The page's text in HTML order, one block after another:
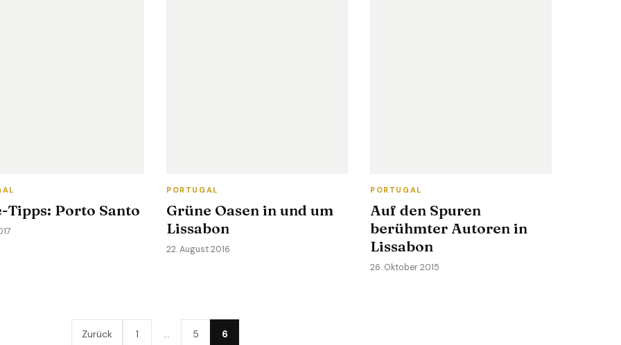
Tipps: Porto Santo
PORTUGAL
Grüne Oasen in und um
Lissabon
22. August 2016
PORTUGAL
Auf den Spuren
berühmter Autoren in
Lissabon
26. Oktober 2015
Zurück 1 5 6